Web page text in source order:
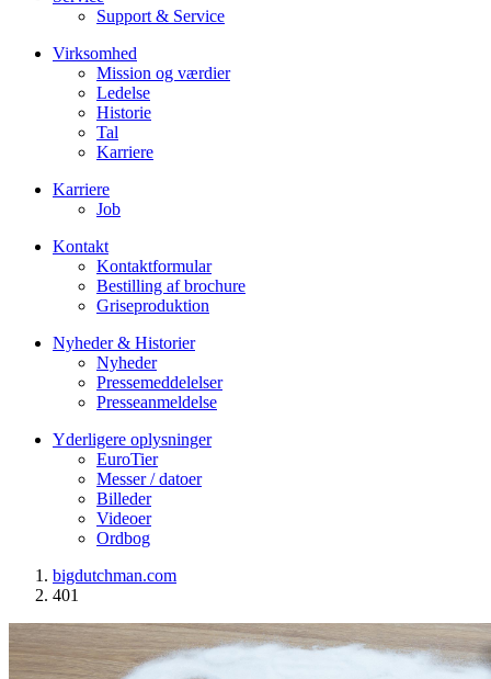
Support & Service
Virksomhed
Mission og værdier
Ledelse
Historie
Tal
Karriere
Karriere
Job
Kontakt
Kontaktformular
Bestilling af brochure
Griseproduktion
Nyheder & Historier
Nyheder
Pressemeddelelser
Presseanmeldelse
Yderligere oplysninger
EuroTier
Messer / datoer
Billeder
Videoer
Ordbog
bigdutchman.com
401